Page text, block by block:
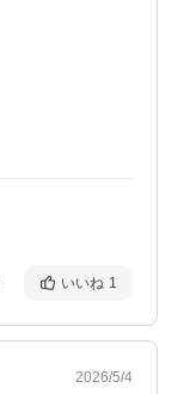
いいね 1
2026/5/4